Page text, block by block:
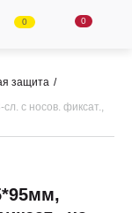
0 0
защита
с носов. фиксат.,